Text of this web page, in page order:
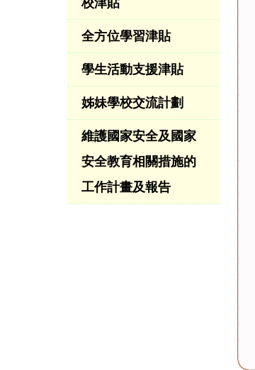
校津貼
全方位學習津貼
學生活動支援津貼
姊妹學校交流計劃
維護國家安全及國家
安全教育相關措施的
工作計畫及報告